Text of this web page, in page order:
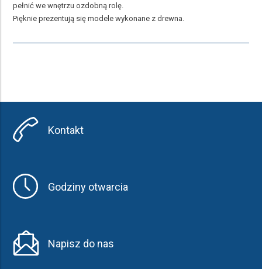
pełnić we wnętrzu ozdobną rolę.
Pięknie prezentują się modele wykonane z drewna.
Kontakt
Godziny otwarcia
Napisz do nas